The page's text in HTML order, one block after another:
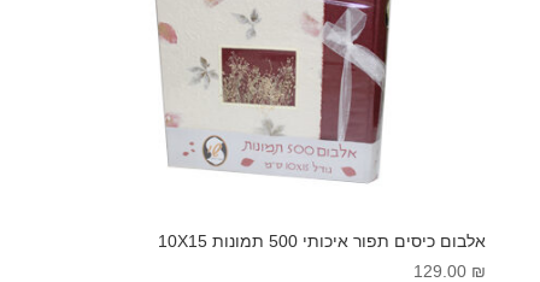
אלבום כיסים תפור איכותי 500 תמונות 10X15
129.00 ₪